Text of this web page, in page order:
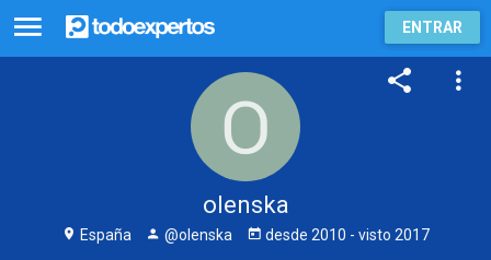
ENTRAR
olenska
España @olenska desde 2010 - visto 2017